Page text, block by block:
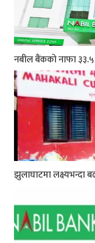
नबील बैंकको नाफा ३३.५
झुलाघाटमा लक्ष्यभन्दा